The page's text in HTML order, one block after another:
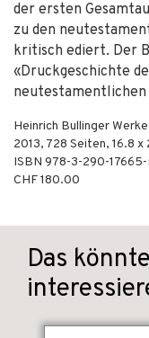
der ersten
zu den
kritisch ediert. Der
«Druckgeschichte
Heinrich Bullinger
2013, 728 Seiten, 16.8
ISBN 978-3-290-
CHF 180.00
Das